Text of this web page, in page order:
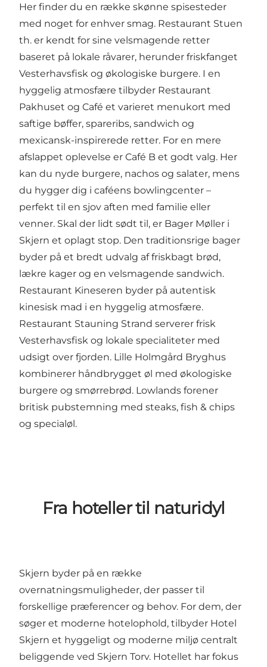
Her finder du en række skønne spisesteder
med noget for enhver smag. Restaurant Stuen
th. er kendt for sine velsmagende retter
baseret på lokale råvarer, herunder friskfanget
Vesterhavsfisk og økologiske burgere. I en
hyggelig atmosfære tilbyder Restaurant
Pakhuset og Café et varieret menukort med
saftige bøffer, spareribs, sandwich og
mexicansk-inspirerede retter. For en mere
afslappet oplevelse er Café B et godt valg. Her
kan du nyde burgere, nachos og salater, mens
du hygger dig i caféens bowlingcenter –
perfekt til en sjov aften med familie eller
venner. Skal der lidt sødt til, er Bager Møller i
Skjern et oplagt stop. Den traditionsrige bager
byder på et bredt udvalg af friskbagt brød,
lækre kager og en velsmagende sandwich.
Restaurant Kineseren byder på autentisk
kinesisk mad i en hyggelig atmosfære.
Restaurant Stauning Strand serverer frisk
Vesterhavsfisk og lokale specialiteter med
udsigt over fjorden. Lille Holmgård Bryghus
kombinerer håndbrygget øl med økologiske
burgere og smørrebrød. Lowlands forener
britisk pubstemning med steaks, fish & chips
og specialøl.
Fra hoteller til naturidyl
Skjern byder på en række
overnatningsmuligheder, der passer til
forskellige præferencer og behov. For dem, der
søger et moderne hotelophold, tilbyder Hotel
Skjern et hyggeligt og moderne miljø centralt
beliggende ved Skjern Torv. Hotellet har fokus